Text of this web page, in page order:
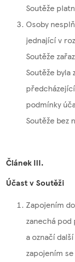
Soutěže
Osoby
jednající v
Soutěže
Soutěže byla
podmínky
Soutěže bez
Článek III.
Účast v Soutěži
Zapojením
zanechá
a označí
zapojením